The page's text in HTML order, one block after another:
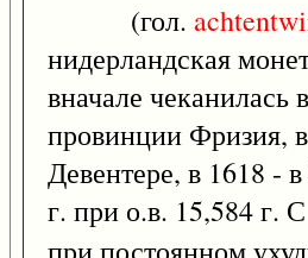
(гол.
нидерландская
вначале чеканилась
провинции Фризия,
Девентере, в 1618 -
г. при о.в. 15,584 г.